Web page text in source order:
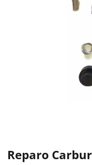
Reparo